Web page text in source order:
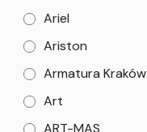
Ariel
Ariston
Armatura Kraków
Art
ART-MAS